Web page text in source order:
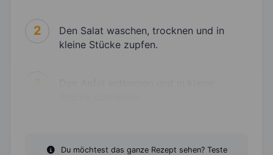
2
Den Salat waschen, trocknen und in
kleine Stücke zupfen.
Du möchtest das ganze Rezept sehen? Teste